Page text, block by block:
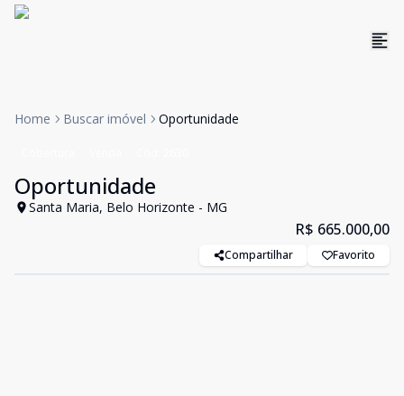
Home Buscar imóvel Oportunidade
Oportunidade
Santa Maria, Belo Horizonte - MG
R$ 665.000,00
Compartilhar Favorito